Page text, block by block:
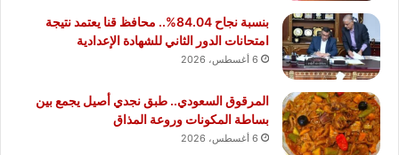
بنسبة نجاح 84.04%.. محافظ قنا يعتمد نتيجة
امتحانات الدور الثاني للشهادة الإعدادية
6 أغسطس، 2026
المرقوق السعودي.. طبق نجدي أصيل يجمع بين
بساطة المكونات وروعة المذاق
6 أغسطس، 2026